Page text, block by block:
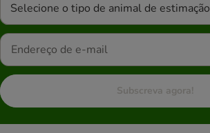
Selecione o tipo de animal de estimação
Subscreva agora!